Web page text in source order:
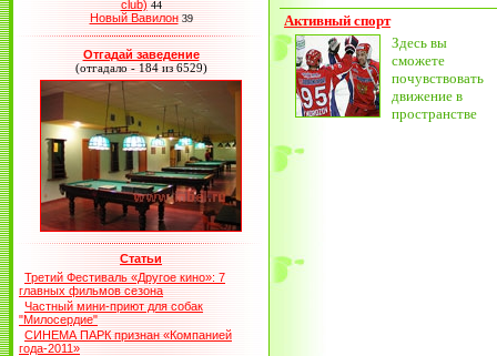
club) 44
Новый Вавилон 39
Отгадай заведение
(отгадало - 184 из 6529)
Статьи
Третий Фестиваль «Другое кино»: 7
главных фильмов сезона
Частный мини-приют для собак
"Милосердие"
СИНЕМА ПАРК признан «Компанией
года-2011»
Активный спорт
Здесь вы
сможете
почувствовать
движение в
пространстве